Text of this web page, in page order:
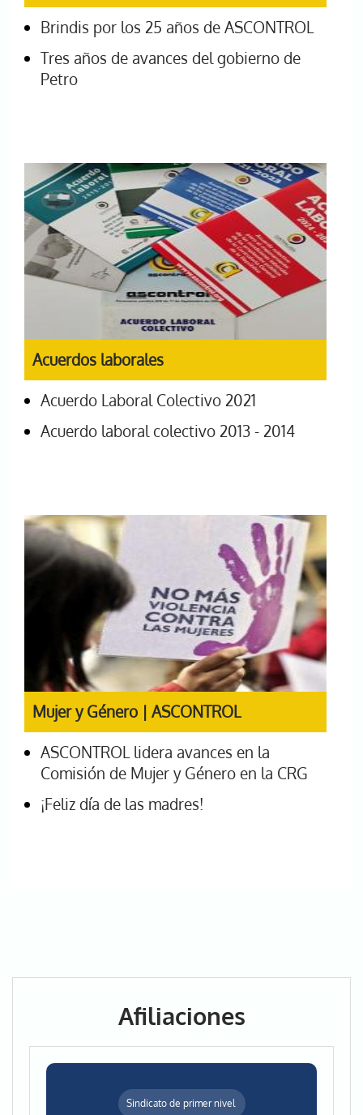
Brindis por los 25 años de ASCONTROL
Tres años de avances del gobierno de
Petro
Acuerdos laborales
Acuerdo Laboral Colectivo 2021
Acuerdo laboral colectivo 2013 - 2014
Mujer y Género | ASCONTROL
ASCONTROL lidera avances en la
Comisión de Mujer y Género en la CRG
¡Feliz día de las madres!
Afiliaciones
Sindicato de primer nivel